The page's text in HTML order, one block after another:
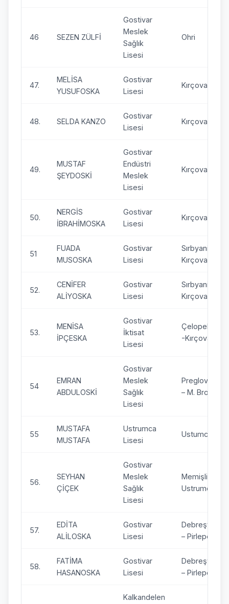
46 SEZEN ZÜLFİ
Gostivar
Meslek
Sağlık
Lisesi
Ohri
47.
MELİSA
YUSUFOSKA
Gostivar
Lisesi
Kırçova
48. SELDA KANZO
Gostivar
Lisesi
Kırçova
49.
MUSTAF
ŞEYDOSKİ
Gostivar
Endüstri
Meslek
Lisesi
Kırçova
50.
NERGİS
İBRAHİMOSKA
Gostivar
Lisesi
Kırçova
51
FUADA
MUSOSKA
Gostivar
Lisesi
Sırbyani –
Kırçova
52.
CENİFER
ALİYOSKA
Gostivar
Lisesi
Sırbyani –
Kırçova
53.
MENİSA
İPÇESKA
Gostivar
İktisat
Lisesi
Çelopek
-Kırçova
54
EMRAN
ABDULOSKİ
Gostivar
Meslek
Sağlık
Lisesi
Preglovo
– M. Brod
55
MUSTAFA
MUSTAFA
Ustrumca
Lisesi
Ustumca
56.
SEYHAN
ÇİÇEK
Gostivar
Meslek
Sağlık
Lisesi
Memişli –
Ustrumca
57.
EDİTA
ALİLOSKA
Gostivar
Lisesi
Debreşte
– Pirlepe
58.
FATİMA
HASANOSKA
Gostivar
Lisesi
Debreşte
– Pirlepe
Kalkandelen